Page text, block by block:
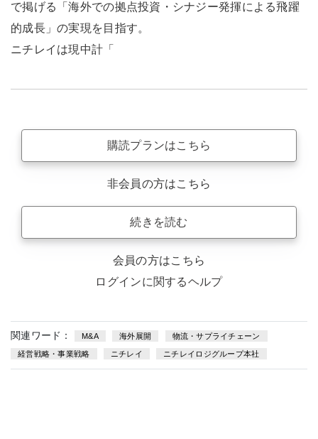
で掲げる「海外での拠点投資・シナジー発揮による飛躍
的成長」の実現を目指す。
ニチレイは現中計「
購読プランはこちら
非会員の方はこちら
続きを読む
会員の方はこちら
ログインに関するヘルプ
関連ワード： M&A 海外展開 物流・サプライチェーン
経営戦略・事業戦略 ニチレイ ニチレイロジグループ本社